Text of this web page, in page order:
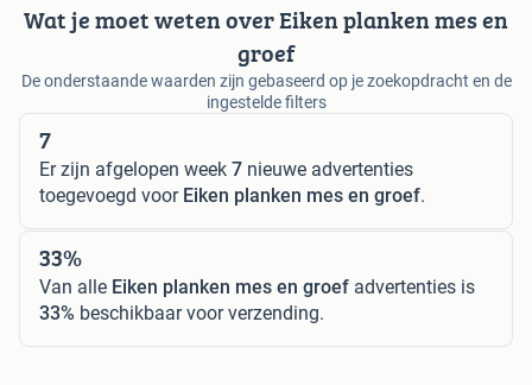
Wat je moet weten over Eiken planken mes en
groef
De onderstaande waarden zijn gebaseerd op je zoekopdracht en de
ingestelde filters
7
Er zijn afgelopen week 7 nieuwe advertenties
toegevoegd voor Eiken planken mes en groef.
33%
Van alle Eiken planken mes en groef advertenties is
33% beschikbaar voor verzending.